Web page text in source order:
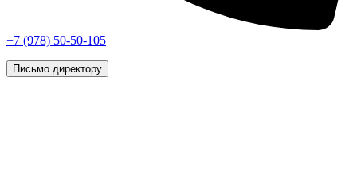
+7 (978) 50-50-105
Письмо директору